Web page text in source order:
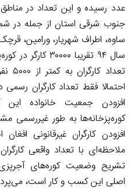
عدد رسیده و این تعداد در
جنوب شرقی استان از جمله در
ساوه، اطراف شهریار، ورامین،
سال ۹۴ تقریبا
احتمالا فقط تعداد کارگران
افزودن جمعیت خانواده این
کوره‌پزخانه‌ها به طور غیررسمی
افزودن کارگران غیرقانونی
ملاحظه‌ای با تعداد واقعی
تشریح وضعیت کوره‌های
اصلی این کسب و کار است،